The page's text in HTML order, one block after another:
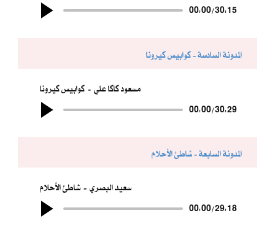
00:00/30:15
المدونة السادسة - كوابيس كيرونا
كوابيس كيرونا مسعود كاكا علي
00:00/30:29
المدونة السابعة - شاطئ الأحلام
شاطئ الأحلام سعيد البصري
00:00/29:18